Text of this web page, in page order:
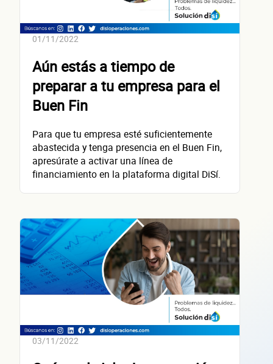
01/11/2022
Aún estás a tiempo de
preparar a tu empresa para el
Buen Fin
Para que tu empresa esté suficientemente
abastecida y tenga presencia en el Buen Fin,
apresúrate a activar una línea de
financiamiento en la plataforma digital DiSí.
03/11/2022
Nombre(s)
Primer apellido
Teléfono
Correo electrónico
Confirma tu correo electrónico
Datos de